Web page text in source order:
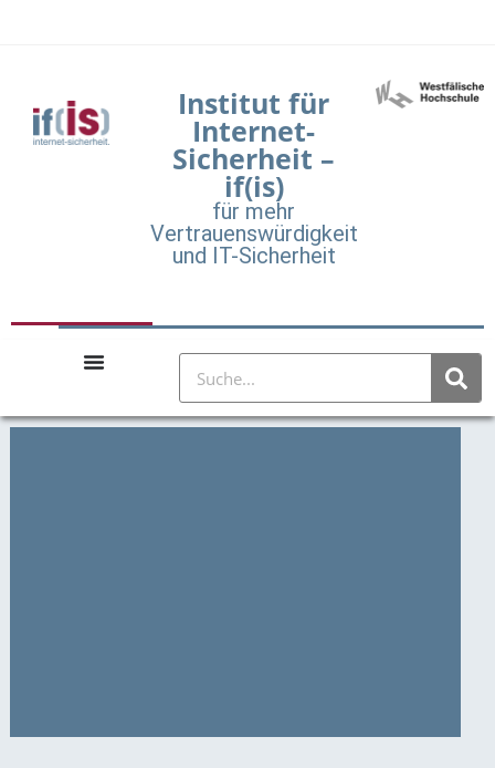
Institut für
Internet-
Sicherheit –
if(is)
für mehr
Vertrauenswürdigkeit
und IT-Sicherheit